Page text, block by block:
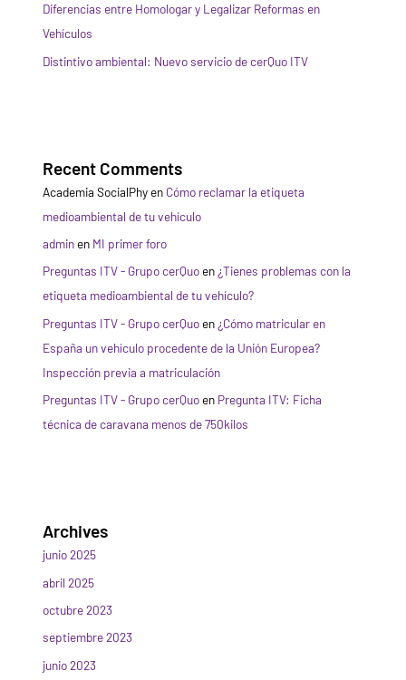
Diferencias entre Homologar y Legalizar Reformas en
Vehículos
Distintivo ambiental: Nuevo servicio de cerQuo ITV
Recent Comments
Academia SocialPhyen Cómo reclamar la etiqueta
medioambiental de tu vehículo
adminen MI primer foro
Preguntas ITV - Grupo cerQuoen ¿Tienes problemas con la
etiqueta medioambiental de tu vehículo?
Preguntas ITV - Grupo cerQuoen ¿Cómo matricular en
España un vehículo procedente de la Unión Europea?
Inspección previa a matriculación
Preguntas ITV - Grupo cerQuoen Pregunta ITV: Ficha
técnica de caravana menos de 750kilos
Archives
junio 2025
abril 2025
octubre 2023
septiembre 2023
junio 2023